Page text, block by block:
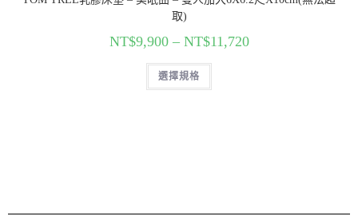
取)
NT$9,900– NT$11,720
選擇規格